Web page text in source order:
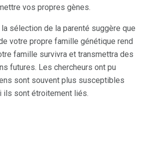
vos propres gènes.
sélection de la parenté suggère que
votre propre famille génétique rend
famille survivra et transmettra des
futures. Les chercheurs ont pu
sont souvent plus susceptibles
ils sont étroitement liés.